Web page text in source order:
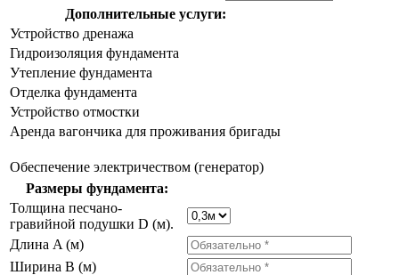
Дополнительные услуги:
Устройство дренажа
Гидроизоляция фундамента
Утепление фундамента
Отделка фундамента
Устройство отмостки
Аренда вагончика для проживания бригады
Обеспечение электричеством (генератор)
Размеры фундамента:
Толщина песчано-
гравийной подушки D (м).
Длина A (м)
Ширина B (м)